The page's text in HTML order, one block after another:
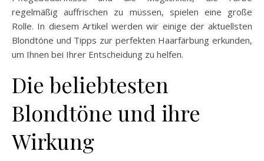
regelmäßig auffrischen zu müssen, spielen eine große
Rolle. In diesem Artikel werden wir einige der aktuellsten
Blondtöne und Tipps zur perfekten Haarfärbung erkunden,
um Ihnen bei Ihrer Entscheidung zu helfen.
Die beliebtesten
Blondtöne und ihre
Wirkung